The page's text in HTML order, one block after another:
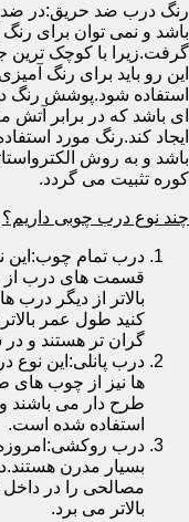
رنگ درب ضد حریق:در ضد
باشد و نمی توان برای
گرفت.زیرا با کوچک ترین
این رو باید برای رنگ
استفاده شود.پوشش رنگ
ای باشد که در برابر آتش
ایجاد کند.رنگ مورد
باشد و به روش
کوره تثبیت می گردد.
چند نوع درب چوبی داریم؟
درب تمام چوب:این
قسمت های درب از
بالاتر از دیگر درب
کنید طول عمر
گران تر هستند و
درب پانلی:این نوع
ها نیز از چوب های
طرح دار می باشند
استفاده شده است.
درب روکشی:امروزه
بسیار مدرن
مصالحی را در داخل
بالاتر می برد.